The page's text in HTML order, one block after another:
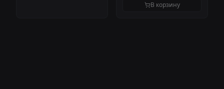
В корзину